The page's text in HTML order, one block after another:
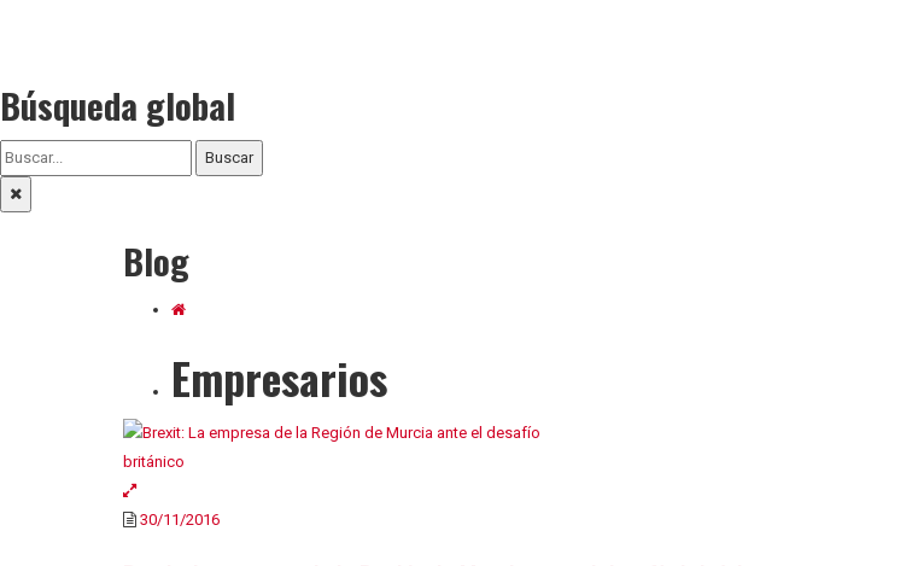
Búsqueda global
Buscar
Blog
Empresarios
30/11/2016